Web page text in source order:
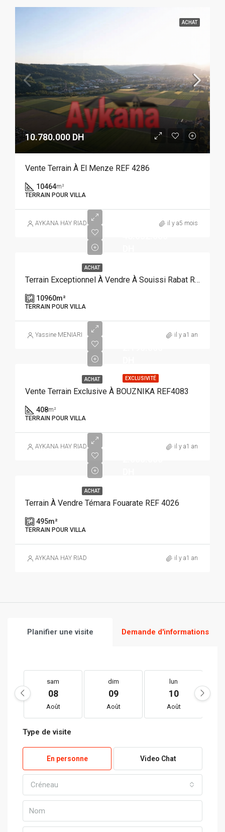
ACHAT
10.780.000 DH
Vente Terrain À El Menze REF 4286
10464m²
TERRAIN POUR VILLA
AYKANA HAY RIAD il y a5 mois
ACHAT
Terrain Exceptionnel À Vendre À Souissi Rabat REF 4110
10960m²
TERRAIN POUR VILLA
Yassine MENIARI il y a1 an
EXCLUSIVITÉ
ACHAT
Vente Terrain Exclusive À BOUZNIKA REF4083
408m²
TERRAIN POUR VILLA
AYKANA HAY RIAD il y a1 an
ACHAT
Terrain À Vendre Témara Fouarate REF 4026
495m²
TERRAIN POUR VILLA
AYKANA HAY RIAD il y a1 an
Planifier une visite Demande d'informations
sam
08
Août
dim
09
Août
lun
10
Août
Type de visite
En personne Video Chat
Créneau